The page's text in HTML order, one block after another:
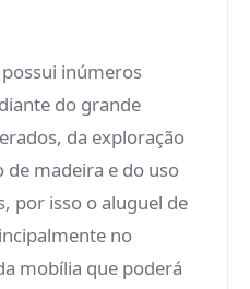
inúmeros
do grande
da exploração
madeira e do uso
por isso o aluguel de
no
mobília que poderá